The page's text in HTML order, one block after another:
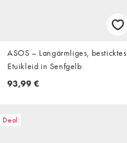
ASOS – Langärmliges, besticktes
Etuikleid in Senfgelb
93,99 €
Deal